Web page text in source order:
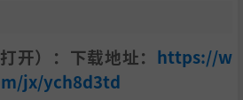
开）：下载地址： https://w
jx/ych8d3td